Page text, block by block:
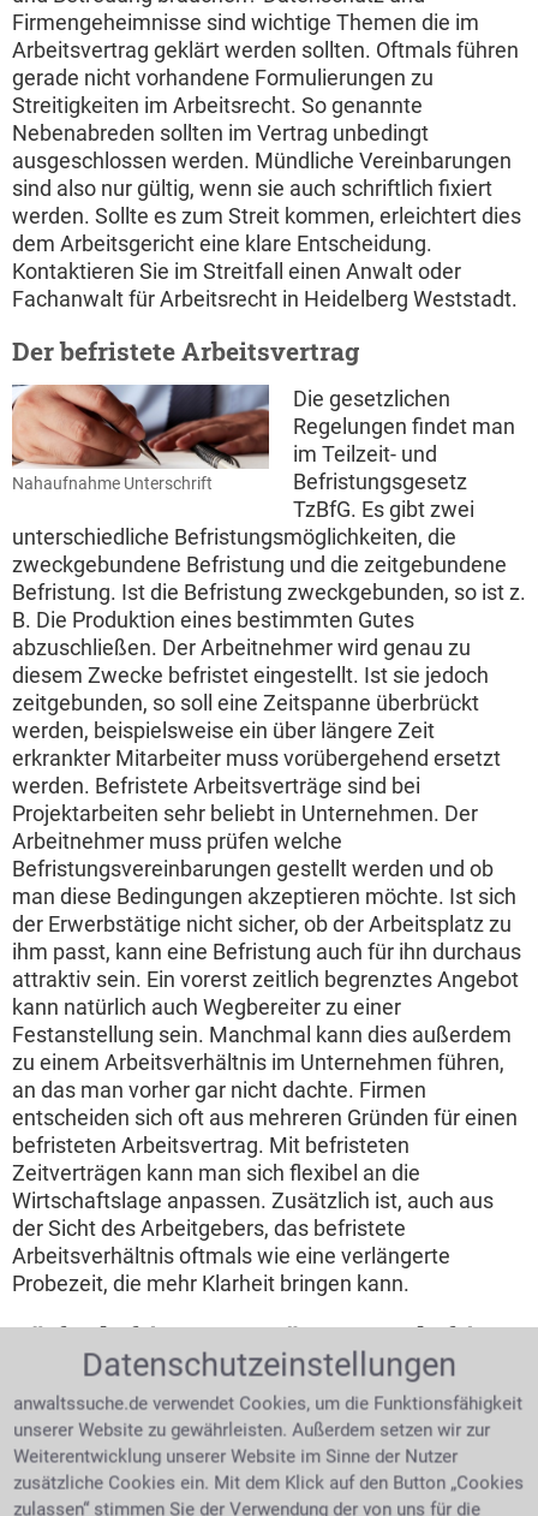
Firmengeheimnisse sind wichtige Themen die im
Arbeitsvertrag geklärt werden sollten. Oftmals führen
gerade nicht vorhandene Formulierungen zu
Streitigkeiten im Arbeitsrecht. So genannte
Nebenabreden sollten im Vertrag unbedingt
ausgeschlossen werden. Mündliche Vereinbarungen
sind also nur gültig, wenn sie auch schriftlich fixiert
werden. Sollte es zum Streit kommen, erleichtert dies
dem Arbeitsgericht eine klare Entscheidung.
Kontaktieren Sie im Streitfall einen Anwalt oder
Fachanwalt für Arbeitsrecht in Heidelberg Weststadt.
Der befristete Arbeitsvertrag
Nahaufnahme Unterschrift
Die gesetzlichen
Regelungen findet man
im Teilzeit- und
Befristungsgesetz
TzBfG. Es gibt zwei
unterschiedliche Befristungsmöglichkeiten, die
zweckgebundene Befristung und die zeitgebundene
Befristung. Ist die Befristung zweckgebunden, so ist z.
B. Die Produktion eines bestimmten Gutes
abzuschließen. Der Arbeitnehmer wird genau zu
diesem Zwecke befristet eingestellt. Ist sie jedoch
zeitgebunden, so soll eine Zeitspanne überbrückt
werden, beispielsweise ein über längere Zeit
erkrankter Mitarbeiter muss vorübergehend ersetzt
werden. Befristete Arbeitsverträge sind bei
Projektarbeiten sehr beliebt in Unternehmen. Der
Arbeitnehmer muss prüfen welche
Befristungsvereinbarungen gestellt werden und ob
man diese Bedingungen akzeptieren möchte. Ist sich
der Erwerbstätige nicht sicher, ob der Arbeitsplatz zu
ihm passt, kann eine Befristung auch für ihn durchaus
attraktiv sein. Ein vorerst zeitlich begrenztes Angebot
kann natürlich auch Wegbereiter zu einer
Festanstellung sein. Manchmal kann dies außerdem
zu einem Arbeitsverhältnis im Unternehmen führen,
an das man vorher gar nicht dachte. Firmen
entscheiden sich oft aus mehreren Gründen für einen
befristeten Arbeitsvertrag. Mit befristeten
Zeitverträgen kann man sich flexibel an die
Wirtschaftslage anpassen. Zusätzlich ist, auch aus
der Sicht des Arbeitgebers, das befristete
Arbeitsverhältnis oftmals wie eine verlängerte
Probezeit, die mehr Klarheit bringen kann.
Dürfen befristete Verträge erneut befristet
verlängert werden?
vertrauensvolles Händeschütteln
Prinzipiell lässt sich
festhalten, dass eine
zeitliche Befristung, hat
sie keinen Sachgrund, in
Datenschutzeinstellungen
anwaltssuche.de verwendet Cookies, um die Funktionsfähigkeit
unserer Website zu gewährleisten. Außerdem setzen wir zur
Weiterentwicklung unserer Website im Sinne der Nutzer
zusätzliche Cookies ein. Mit dem Klick auf den Button „Cookies
zulassen“ stimmen Sie der Verwendung der von uns für die